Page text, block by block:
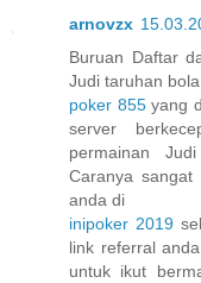
arnovzx
Buruan Daftar
Judi taruhan
poker 855yang
server
permainan
Caranya sangat
anda di
inipoker 2019
link referral
untuk ikut